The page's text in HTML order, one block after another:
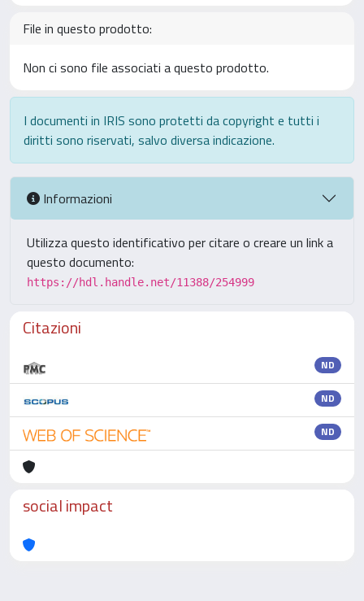
File in questo prodotto:
Non ci sono file associati a questo prodotto.
I documenti in IRIS sono protetti da copyright e tutti i
diritti sono riservati, salvo diversa indicazione.
Informazioni
Utilizza questo identificativo per citare o creare un link a
questo documento:
https://hdl.handle.net/11388/254999
Citazioni
ND
ND
ND
social impact